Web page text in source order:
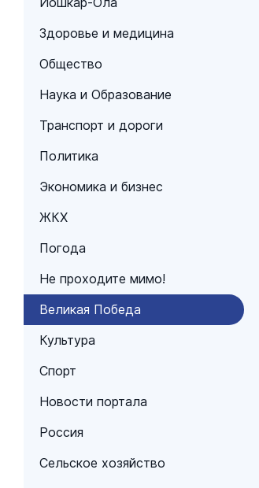
Здоровье и медицина
Общество
Наука и Образование
Транспорт и дороги
Политика
Экономика и бизнес
ЖКХ
Погода
Не проходите мимо!
Великая Победа
Культура
Спорт
Новости портала
Россия
Сельское хозяйство